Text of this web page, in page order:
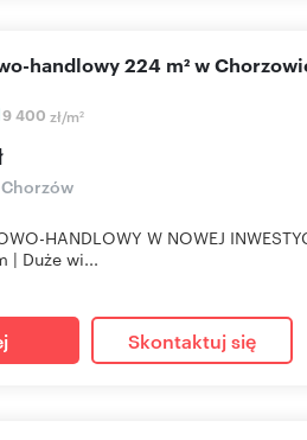
9 400 zł/m2
handlowy 224 m² w
HANDLOWY W NOWEJ
| Duże wi...
Skontaktuj się